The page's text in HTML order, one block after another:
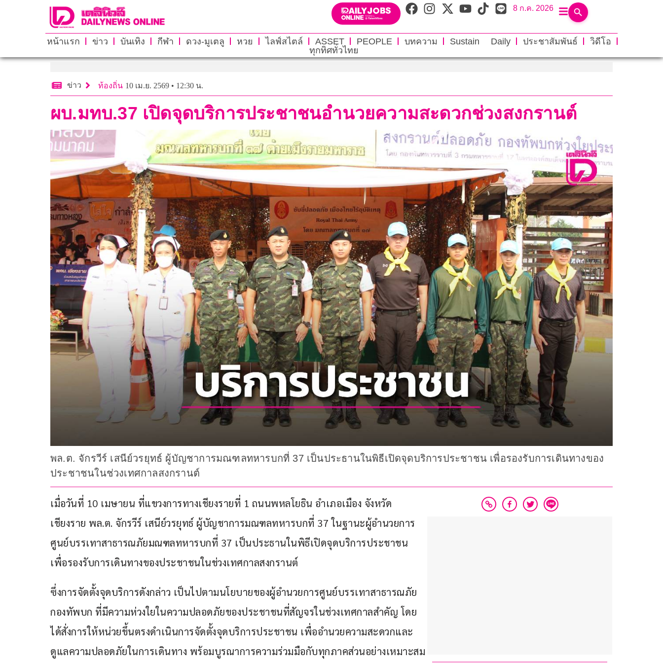
8 ก.ค. 2026
หน้าแรก ข่าว บันเทิง กีฬา ดวง-มูเตลู หวย ไลฟ์สไตล์ ASSET PEOPLE บทความ Sustain Daily ประชาสัมพันธ์
วิดีโอ
ทุกทิศทั่วไทย
ข่าว ท้องถิ่น 10 เม.ย. 2569 • 12:30 น.
ผบ.มทบ.37 เปิดจุดบริการประชาชนอำนวยความสะดวกช่วงสงกรานต์
พล.ต. จักรวีร์ เสนีย์วรยุทธ์ ผู้บัญชาการมณฑลทหารบกที่ 37 เป็นประธานในพิธีเปิดจุดบริการประชาชน เพื่อรองรับการเดินทางของ
ประชาชนในช่วงเทศกาลสงกรานต์
เมื่อวันที่ 10 เมษายน ที่แขวงการทางเชียงรายที่ 1 ถนนพหลโยธิน อำเภอเมือง จังหวัด
เชียงราย พล.ต. จักรวีร์ เสนีย์วรยุทธ์ ผู้บัญชาการมณฑลทหารบกที่ 37 ในฐานะผู้อำนวยการ
ศูนย์บรรเทาสาธารณภัยมณฑลทหารบกที่ 37 เป็นประธานในพิธีเปิดจุดบริการประชาชน
เพื่อรองรับการเดินทางของประชาชนในช่วงเทศกาลสงกรานต์
ซึ่งการจัดตั้งจุดบริการดังกล่าว เป็นไปตามนโยบายของผู้อำนวยการศูนย์บรรเทาสาธารณภัย
กองทัพบก ที่มีความห่วงใยในความปลอดภัยของประชาชนที่สัญจรในช่วงเทศกาลสำคัญ โดย
ได้สั่งการให้หน่วยขึ้นตรงดำเนินการจัดตั้งจุดบริการประชาชน เพื่ออำนวยความสะดวกและ
ดูแลความปลอดภัยในการเดินทาง พร้อมบูรณาการความร่วมมือกับทุกภาคส่วนอย่างเหมาะสม